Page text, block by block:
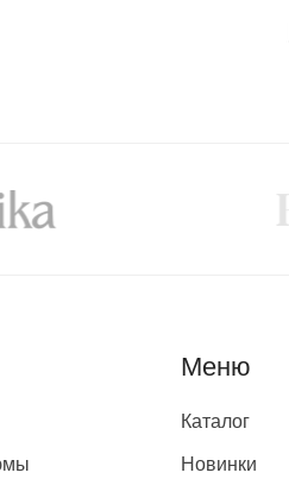
Меню
Каталог
Новинки